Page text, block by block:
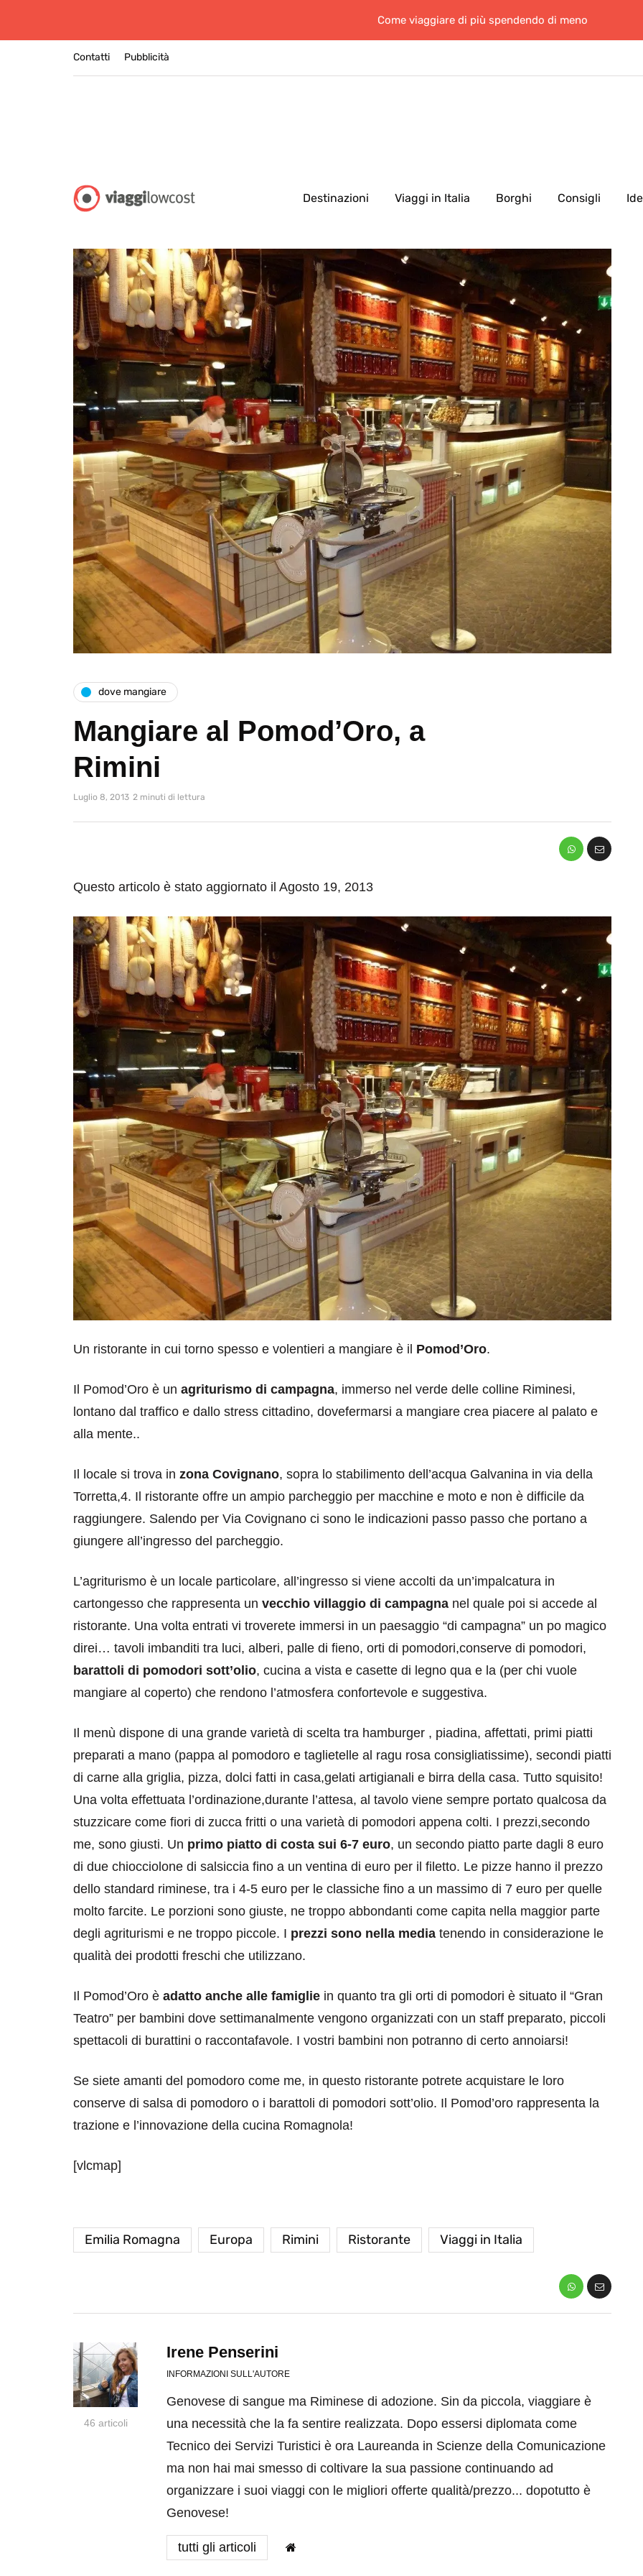
Come viaggiare di più spendendo di meno
Contatti Pubblicità
Destinazioni Viaggi in Italia Borghi Consigli
dove mangiare
Mangiare al Pomod’Oro, a
Rimini
Luglio 8, 2013 2 minuti di lettura
Questo articolo è stato aggiornato il Agosto 19, 2013
Un ristorante in cui torno spesso e volentieri a mangiare è il Pomod’Oro.
Il Pomod’Oro è un agriturismo di campagna, immerso nel verde delle colline Riminesi,
lontano dal traffico e dallo stress cittadino, dovefermarsi a mangiare crea piacere al palato e
alla mente..
Il locale si trova in zona Covignano, sopra lo stabilimento dell’acqua Galvanina in via della
Torretta,4. Il ristorante offre un ampio parcheggio per macchine e moto e non è difficile da
raggiungere. Salendo per Via Covignano ci sono le indicazioni passo passo che portano a
giungere all’ingresso del parcheggio.
L’agriturismo è un locale particolare, all’ingresso si viene accolti da un’impalcatura in
cartongesso che rappresenta un vecchio villaggio di campagna nel quale poi si accede al
ristorante. Una volta entrati vi troverete immersi in un paesaggio “di campagna” un po magico
direi… tavoli imbanditi tra luci, alberi, palle di fieno, orti di pomodori,conserve di pomodori,
barattoli di pomodori sott’olio, cucina a vista e casette di legno qua e la (per chi vuole
mangiare al coperto) che rendono l’atmosfera confortevole e suggestiva.
Il menù dispone di una grande varietà di scelta tra hamburger , piadina, affettati, primi piatti
preparati a mano (pappa al pomodoro e taglietelle al ragu rosa consigliatissime), secondi piatti
di carne alla griglia, pizza, dolci fatti in casa,gelati artigianali e birra della casa. Tutto squisito!
Una volta effettuata l’ordinazione,durante l’attesa, al tavolo viene sempre portato qualcosa da
stuzzicare come fiori di zucca fritti o una varietà di pomodori appena colti. I prezzi,secondo
me, sono giusti. Un primo piatto di costa sui 6-7 euro, un secondo piatto parte dagli 8 euro
di due chiocciolone di salsiccia fino a un ventina di euro per il filetto. Le pizze hanno il prezzo
dello standard riminese, tra i 4-5 euro per le classiche fino a un massimo di 7 euro per quelle
molto farcite. Le porzioni sono giuste, ne troppo abbondanti come capita nella maggior parte
degli agriturismi e ne troppo piccole. I prezzi sono nella media tenendo in considerazione le
qualità dei prodotti freschi che utilizzano.
Il Pomod’Oro è adatto anche alle famiglie in quanto tra gli orti di pomodori è situato il “Gran
Teatro” per bambini dove settimanalmente vengono organizzati con un staff preparato, piccoli
spettacoli di burattini o raccontafavole. I vostri bambini non potranno di certo annoiarsi!
Se siete amanti del pomodoro come me, in questo ristorante potrete acquistare le loro
conserve di salsa di pomodoro o i barattoli di pomodori sott’olio. Il Pomod’oro rappresenta la
trazione e l’innovazione della cucina Romagnola!
[vlcmap]
Emilia Romagna Europa Rimini Ristorante Viaggi in Italia
il Louvre in
di 4 ore
destinazioni
Paros e la Grecia di
Immaturi il Viaggio
Giugno 26, 2013
eventi
Eventi di aprile 2026 a
Rimini e dintorni
Marzo 31, 2026
46 articoli
Irene Penserini
INFORMAZIONI SULL'AUTORE
Genovese di sangue ma Riminese di adozione. Sin da piccola, viaggiare è
una necessità che la fa sentire realizzata. Dopo essersi diplomata come
Tecnico dei Servizi Turistici è ora Laureanda in Scienze della Comunicazione
ma non hai mai smesso di coltivare la sua passione continuando ad
organizzare i suoi viaggi con le migliori offerte qualità/prezzo... dopotutto è
Genovese!
tutti gli articoli